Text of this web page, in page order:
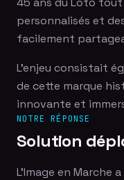
personnalisés et
facilement
L'enjeu consistait
de cette marque
innovante et
NOTRE RÉPONSE
Solution
L'Image en Marche